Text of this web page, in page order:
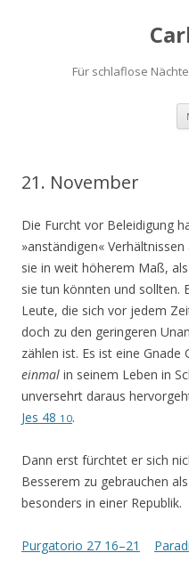
Für schlaflose
21. November
Die Furcht vor Beleidigung
»anständigen«
sie in weit höherem Maß,
sie tun könnten und sollten.
Leute, die sich vor jedem
doch zu den geringeren
zählen ist. Es ist eine
einmal in seinem Leben in
unversehrt daraus
Jes 48 10.
Dann erst fürchtet er sich
Besserem zu gebrauchen
besonders in einer Republik.
Purgatorio 27 16–21